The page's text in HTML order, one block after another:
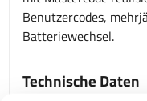
Benutzercodes,
Batteriewechsel.
Technische Daten